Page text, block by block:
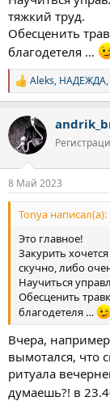
тяжкий труд.
Обесценить
благодетеля …
Р
е
к
ц
и
Aleks, НАДЕЖДА,
8 Май 2023
Tonya написал(а):
Это главное!
Закурить
скучно, либо
Научиться
Обесценить
благодетеля …
Вчера,
вымотался, что
ритуала
думаешь?! в